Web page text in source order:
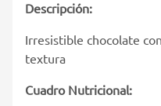
Descripción:
Irresistible chocolate
textura
Cuadro Nutricional: